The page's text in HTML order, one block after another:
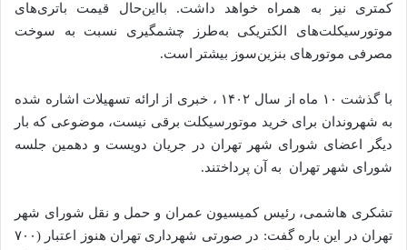
کمتری نیز به همراه خواهد داشت. بااین‌حال قیمت باتری‌های
موتورسیکلت‌های الکتریکی به‌طرز چشمگیری نسبت به سوخت
مصرفی موتورهای بنزین‌سوز بیشتر است.
با گذشت ۱۰ ماه از سال ۱۴۰۲ ، خبری از ارائه تسهیلات اشاره شده
به شهروندان برای خرید موتورسیکلت برقی نیست، موضوعی که بار
دیگر اعضای شورای شهر تهران در جریان دویست و دهمین جلسه
شورای شهر تهران به آن پرداختند.
تشکری هاشمی، رئیس کمیسیون عمران و حمل و نقل شورای شهر
تهران در این باره گفت: در صورتی شهرداری تهران هنوز اعتبار (۷۰۰